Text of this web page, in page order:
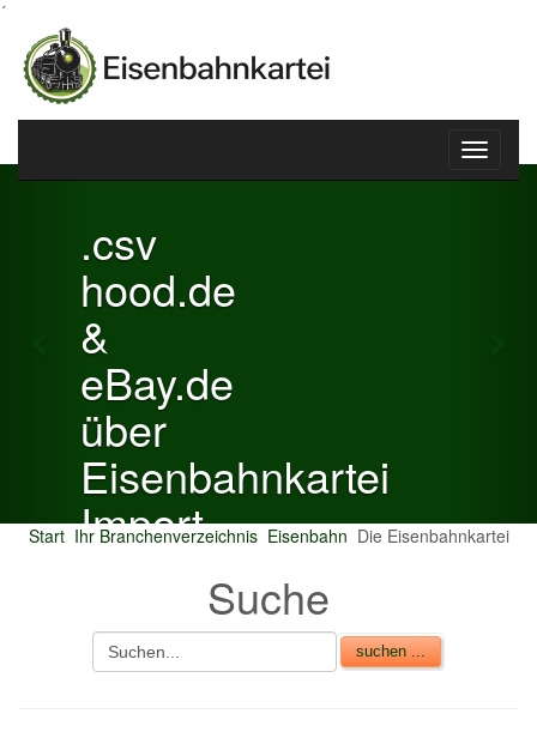
´
Toggle
.csv
hood.de
&
eBay.de
über
Eisenbahnkartei
Import
Verkaufsbetrag an
Gebühren je Inserat
Artikel
Previous
Start Ihr Branchenverzeichnis Eisenbahn Die Eisenbahnkartei
Suche